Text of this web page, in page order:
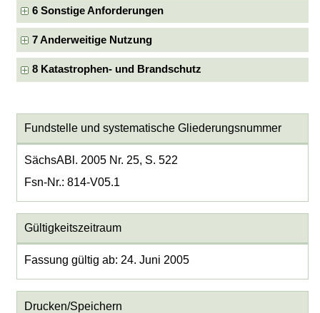
6 Sonstige Anforderungen
7 Anderweitige Nutzung
8 Katastrophen- und Brandschutz
Fundstelle und systematische Gliederungsnummer
SächsABl. 2005 Nr. 25, S. 522
Fsn-Nr.: 814-V05.1
Gültigkeitszeitraum
Fassung gültig ab: 24. Juni 2005
Drucken/Speichern